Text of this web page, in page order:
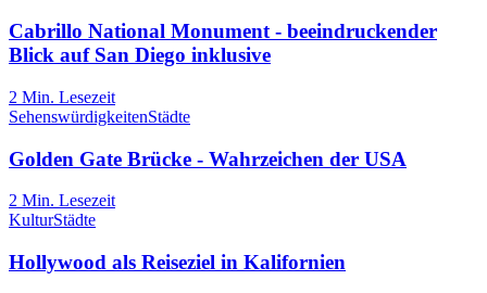
Cabrillo National Monument - beeindruckender
Blick auf San Diego inklusive
2 Min. Lesezeit
SehenswürdigkeitenStädte
Golden Gate Brücke - Wahrzeichen der USA
2 Min. Lesezeit
KulturStädte
Hollywood als Reiseziel in Kalifornien